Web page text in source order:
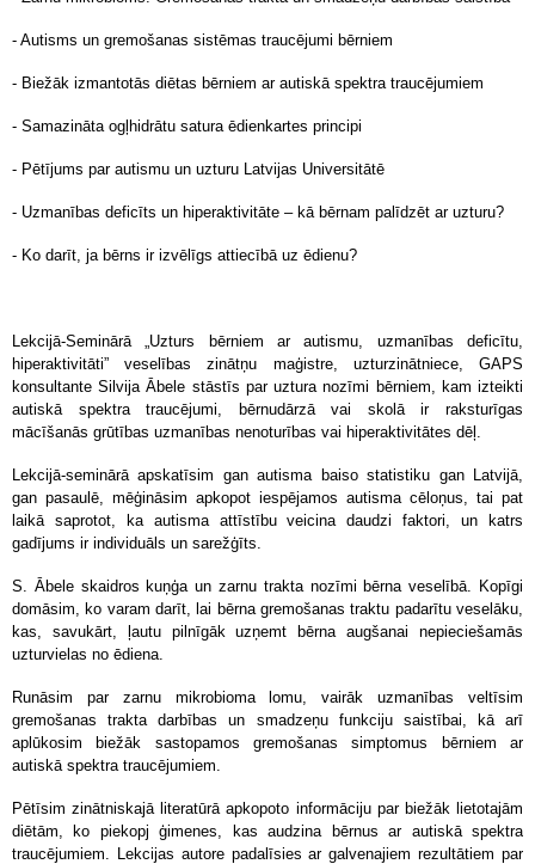
- Autisms un gremošanas sistēmas traucējumi bērniem
- Biežāk izmantotās diētas bērniem ar autiskā spektra traucējumiem
- Samazināta ogļhidrātu satura ēdienkartes principi
- Pētījums par autismu un uzturu Latvijas Universitātē
- Uzmanības deficīts un hiperaktivitāte – kā bērnam palīdzēt ar uzturu?
- Ko darīt, ja bērns ir izvēlīgs attiecībā uz ēdienu?
Lekcijā-Seminārā „Uzturs bērniem ar autismu, uzmanības deficītu,
hiperaktivitāti” veselības zinātņu maģistre, uzturzinātniece, GAPS
konsultante Silvija Ābele stāstīs par uztura nozīmi bērniem, kam izteikti
autiskā spektra traucējumi, bērnudārzā vai skolā ir raksturīgas
mācīšanās grūtības uzmanības nenoturības vai hiperaktivitātes dēļ.
Lekcijā-seminārā apskatīsim gan autisma baiso statistiku gan Latvijā,
gan pasaulē, mēģināsim apkopot iespējamos autisma cēloņus, tai pat
laikā saprotot, ka autisma attīstību veicina daudzi faktori, un katrs
gadījums ir individuāls un sarežģīts.
S. Ābele skaidros kuņģa un zarnu trakta nozīmi bērna veselībā. Kopīgi
domāsim, ko varam darīt, lai bērna gremošanas traktu padarītu veselāku,
kas, savukārt, ļautu pilnīgāk uzņemt bērna augšanai nepieciešamās
uzturvielas no ēdiena.
Runāsim par zarnu mikrobioma lomu, vairāk uzmanības veltīsim
gremošanas trakta darbības un smadzeņu funkciju saistībai, kā arī
aplūkosim biežāk sastopamos gremošanas simptomus bērniem ar
autiskā spektra traucējumiem.
Pētīsim zinātniskajā literatūrā apkopoto informāciju par biežāk lietotajām
diētām, ko piekopj ģimenes, kas audzina bērnus ar autiskā spektra
traucējumiem. Lekcijas autore padalīsies ar galvenajiem rezultātiem par